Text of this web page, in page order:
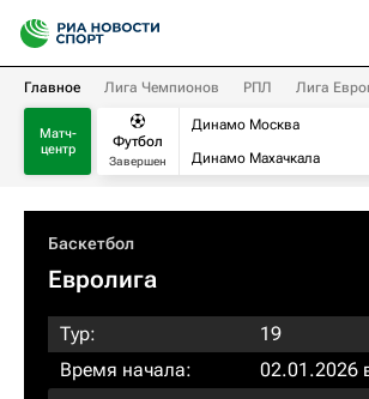
Главное Лига Чемпионов РПЛ Лига
Матч-
центр
Футбол
Завершен
Динамо Москва
Динамо Махачкала
Баскетбол
Евролига
Тур:
19
Время начала:
02.01.2026